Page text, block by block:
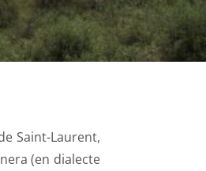
Saint-Laurent,
(en dialecte